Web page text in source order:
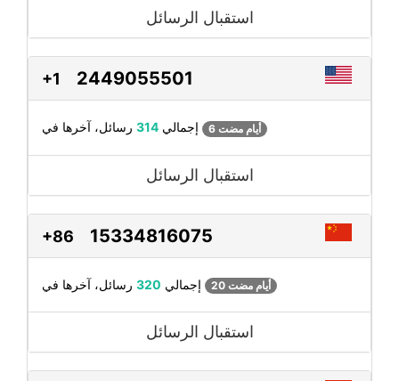
استقبال الرسائل
+1 2449055501
إجمالي 314 6 أيام مضت
استقبال الرسائل
+86 15334816075
إجمالي 320 20 أيام مضت
استقبال الرسائل